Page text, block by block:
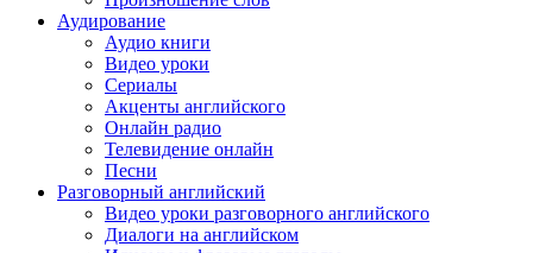
Аудирование
Аудио книги
Видео уроки
Сериалы
Акценты английского
Онлайн радио
Телевидение онлайн
Песни
Разговорный английский
Видео уроки разговорного английского
Диалоги на английском